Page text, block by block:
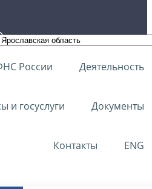
России Деятельность
и госуслуги Документы
Контакты ENG